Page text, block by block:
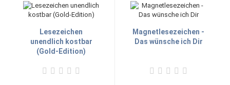
Lesezeichen
unendlich kostbar
(Gold-Edition)
Magnetlesezeichen -
Das wünsche ich Dir